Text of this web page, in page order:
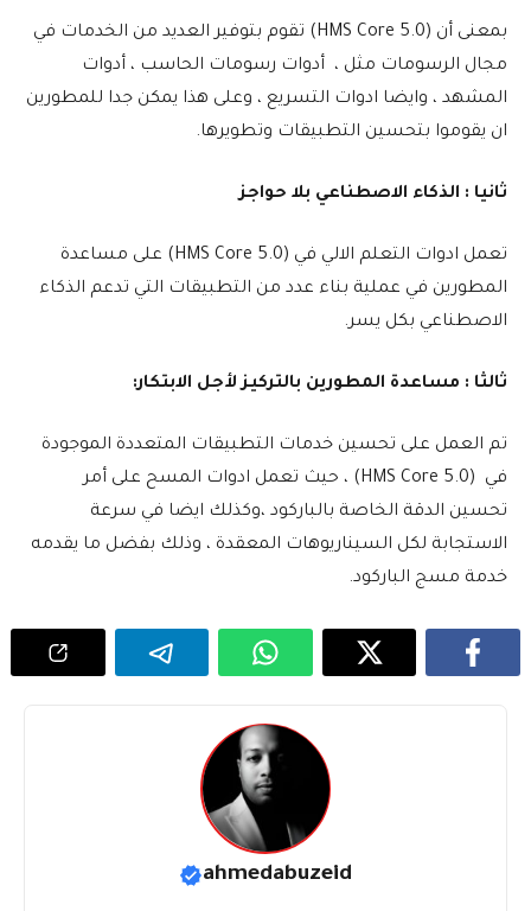
بمعنى أن (HMS Core 5.0) تقوم بتوفير العديد من الخدمات في
مجال الرسومات مثل ، أدوات رسومات الحاسب ، أدوات
المشهد ، وايضا ادوات التسريع ، وعلى هذا يمكن جدا للمطورين
ان يقوموا بتحسين التطبيقات وتطويرها.
ثانيا : الذكاء الاصطناعي بلا حواجز
تعمل ادوات التعلم الالي في (HMS Core 5.0) على مساعدة
المطورين في عملية بناء عدد من التطبيقات التي تدعم الذكاء
الاصطناعي بكل يسر.
ثالثا : مساعدة المطورين بالتركيز لأجل الابتكار:
تم العمل على تحسين خدمات التطبيقات المتعددة الموجودة
في (HMS Core 5.0) ، حيث تعمل ادوات المسح على أمر
تحسين الدقة الخاصة بالباركود ،وكذلك ايضا في سرعة
الاستجابة لكل السيناريوهات المعقدة ، وذلك بفضل ما يقدمه
خدمة مسج الباركود.
ahmedabuzeid